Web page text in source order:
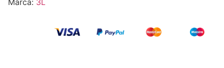
Marca: 3L